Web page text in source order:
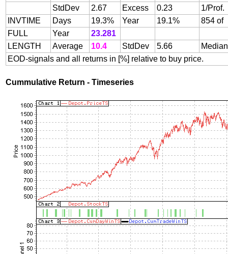
StdDev
2.67 Excess 0.23
1/Prof.
INVTIME
Days 19.3% Year 19.1%
854 of
FULL
Year
23.281
LENGTH
Average 10.4 StdDev 5.66
Median
EOD-signals and all returns in [%] relative to buy price.
Cummulative Return - Timeseries